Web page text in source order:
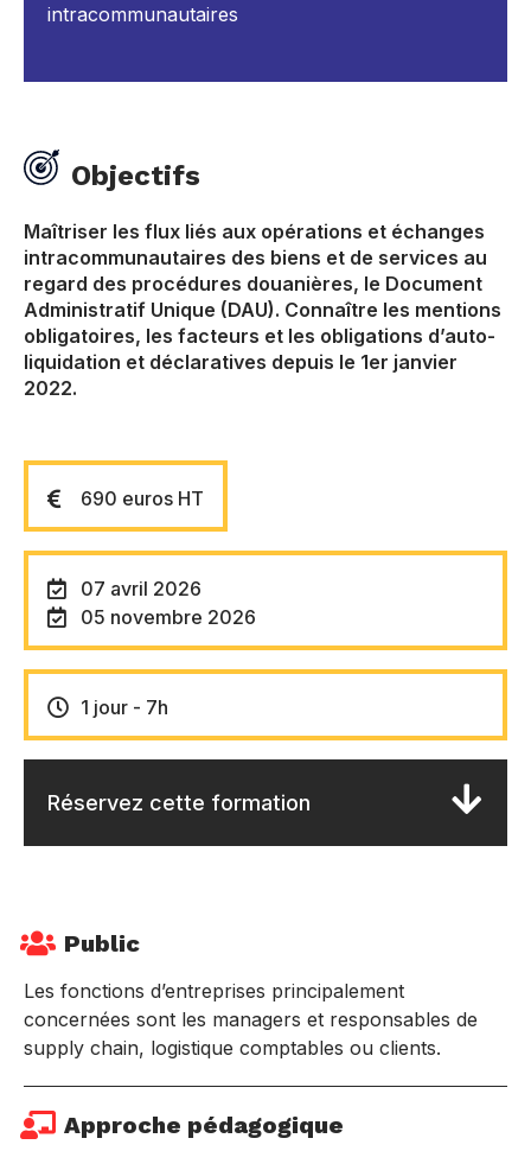
intracommunautaires
Objectifs
Maîtriser les flux liés aux opérations et échanges
intracommunautaires des biens et de services au
regard des procédures douanières, le Document
Administratif Unique (DAU). Connaître les mentions
obligatoires, les facteurs et les obligations d’auto-
liquidation et déclaratives depuis le 1er janvier
2022.
690 euros HT
07 avril 2026
05 novembre 2026
1 jour - 7h
Réservez cette formation
Public
Les fonctions d’entreprises principalement
concernées sont les managers et responsables de
supply chain, logistique comptables ou clients.
Approche pédagogique